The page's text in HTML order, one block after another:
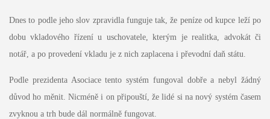
Dnes to podle jeho slov zpravidla funguje tak, že peníze od kupce leží po
dobu vkladového řízení u uschovatele, kterým je realitka, advokát či
notář, a po provedení vkladu je z nich zaplacena i převodní daň státu.
Podle prezidenta Asociace tento systém fungoval dobře a nebyl žádný
důvod ho měnit. Nicméně i on připouští, že lidé si na nový systém časem
zvyknou a trh bude dál normálně fungovat.